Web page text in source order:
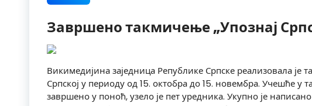
Завршено такмичење „Упознај
Викимедијина заједница Републике Српске реализовала
Српској у периоду од 15. октобра до 15. новембра. Учешће у
завршено у поноћ, узело је пет уредника. Укупно је